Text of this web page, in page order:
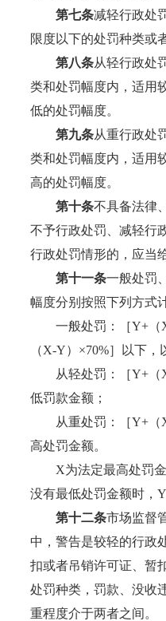
第七条减轻行政处
限度以下的处罚种类或
第八条从轻行政处
类和处罚幅度内，适用
低的处罚幅度。
第九条从重行政处
类和处罚幅度内，适用
高的处罚幅度。
第十条不具备法律
不予行政处罚、减轻行
行政处罚情形的，应当
第十一条一般处罚
幅度分别按照下列方式
一般处罚：［Y+（
（X-Y）×70%］以下，
从轻处罚：［Y+（
低罚款金额；
从重处罚：［Y+（
高处罚金额。
X为法定最高处罚金
没有最低处罚金额时，Y
第十二条市场监督
中，警告是较轻的行政
扣或者吊销许可证、暂
处罚种类，罚款、没收
重程度介于两者之间。